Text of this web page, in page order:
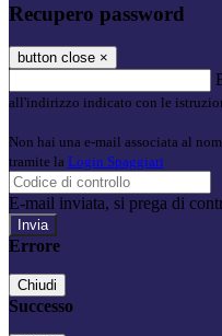
Recupero password
button close ×
all'indirizzo indicato con le
Non hai una e-mail associata al
tramite la Login Spaggiari
E-mail inviata, si prega di
Errore
Chiudi
Successo